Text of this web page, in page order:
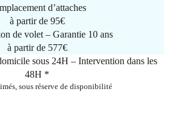
d’attaches
à partir de 95€
de volet – Garantie 10 ans
à partir de 577€
sous 24H – Intervention dans les
48H *
sous réserve de disponibilité